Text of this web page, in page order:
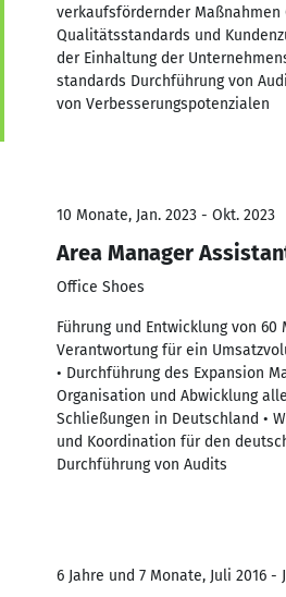
verkaufsfördernder Maßnahmen
Qualitätsstandards und
der Einhaltung der
standards Durchführung von
von Verbesserungspotenzialen
10 Monate, Jan. 2023 - Okt. 2023
Area Manager
Office Shoes
Führung und Entwicklung von 60
Verantwortung für ein
• Durchführung des Expansion
Organisation und Abwicklung
Schließungen in Deutschland •
und Koordination für den
Durchführung von Audits
6 Jahre und 7 Monate, Juli 2016 -